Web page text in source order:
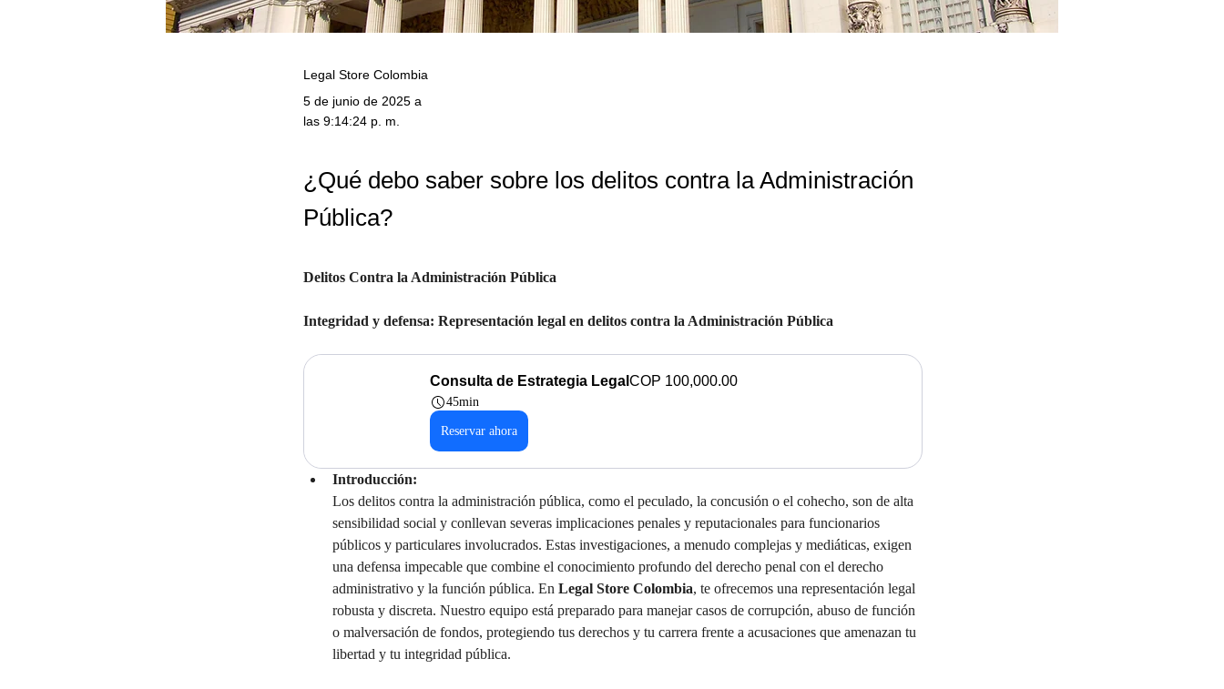
Legal Store Colombia
5 de junio de 2025 a
las 9:14:24 p. m.
¿Qué debo saber sobre los delitos contra la Administración
Pública?
Delitos Contra la Administración Pública
Integridad y defensa: Representación legal en delitos contra la Administración Pública
Consulta de Estrategia Legal COP 100,000.00
45min
Reservar ahora
Introducción:
Los delitos contra la administración pública, como el peculado, la concusión o el cohecho, son de alta
sensibilidad social y conllevan severas implicaciones penales y reputacionales para funcionarios
públicos y particulares involucrados. Estas investigaciones, a menudo complejas y mediáticas, exigen
una defensa impecable que combine el conocimiento profundo del derecho penal con el derecho
administrativo y la función pública. En Legal Store Colombia, te ofrecemos una representación legal
robusta y discreta. Nuestro equipo está preparado para manejar casos de corrupción, abuso de función
o malversación de fondos, protegiendo tus derechos y tu carrera frente a acusaciones que amenazan tu
libertad y tu integridad pública.